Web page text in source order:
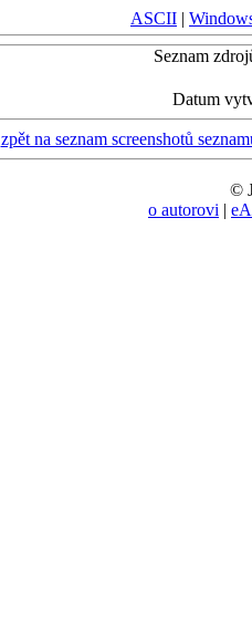
ASCII |
Seznam
Datum
zpět na seznam screenshotů
©
o autorovi |